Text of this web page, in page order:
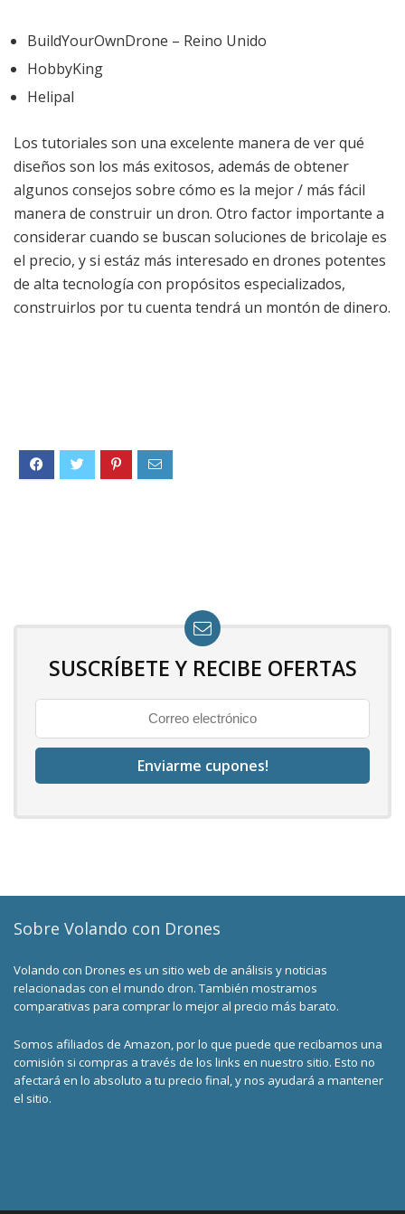
BuildYourOwnDrone – Reino Unido
HobbyKing
Helipal
Los tutoriales son una excelente manera de ver qué
diseños son los más exitosos, además de obtener
algunos consejos sobre cómo es la mejor / más fácil
manera de construir un dron. Otro factor importante a
considerar cuando se buscan soluciones de bricolaje es
el precio, y si estáz más interesado en drones potentes
de alta tecnología con propósitos especializados,
construirlos por tu cuenta tendrá un montón de dinero.
SUSCRÍBETE Y RECIBE OFERTAS
Sobre Volando con Drones
Volando con Drones es un sitio web de análisis y noticias
relacionadas con el mundo dron. También mostramos
comparativas para comprar lo mejor al precio más barato.
Somos afiliados de Amazon, por lo que puede que recibamos una
comisión si compras a través de los links en nuestro sitio. Esto no
afectará en lo absoluto a tu precio final, y nos ayudará a mantener
el sitio.